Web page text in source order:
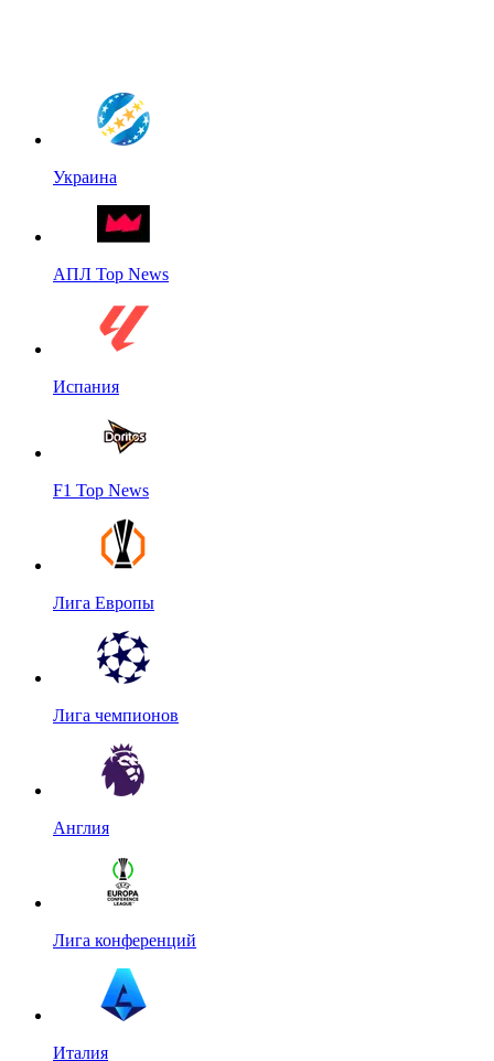
Украина
АПЛ Top News
Испания
F1 Top News
Лига Европы
Лига чемпионов
Англия
Лига конференций
Италия